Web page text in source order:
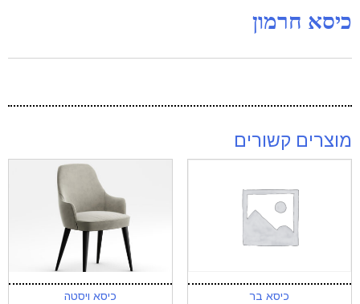
כיסא חרמון
מוצרים קשורים
כיסא בר כיסא ויסטה